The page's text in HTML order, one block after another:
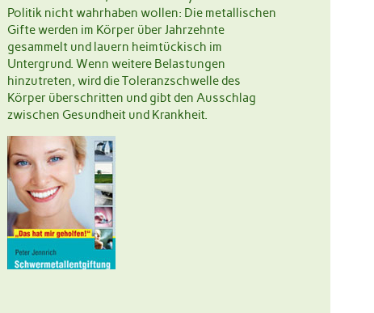
Politik nicht wahrhaben wollen: Die metallischen
Gifte werden im Körper über Jahrzehnte
gesammelt und lauern heimtückisch im
Untergrund. Wenn weitere Belastungen
hinzutreten, wird die Toleranzschwelle des
Körper überschritten und gibt den Ausschlag
zwischen Gesundheit und Krankheit.